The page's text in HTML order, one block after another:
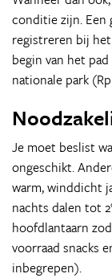
conditie zijn. Een
registreren bij
begin van het
nationale park
Je moet beslist
ongeschikt.
warm, winddicht
nachts dalen tot
hoofdlantaarn
voorraad snacks
inbegrepen).